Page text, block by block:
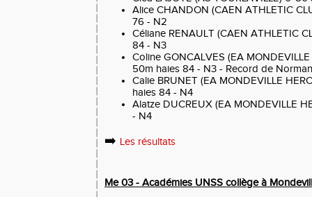
Alice CHANDON (CAEN ATHLETIC
76 - N2
Céliane RENAULT (CAEN ATHLETIC
84 - N3
Coline GONCALVES (EA
50m haies 84 - N3 - Record de
Calie BRUNET (EA MONDEVILLE
haies 84 - N4
Alatze DUCREUX (EA MONDEVILLE
- N4
➡️ Les résultats
Me 03 - Académies UNSS collège à